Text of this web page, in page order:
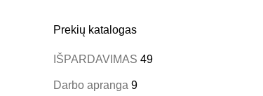
Prekių katalogas
IŠPARDAVIMAS 49
Darbo apranga 9